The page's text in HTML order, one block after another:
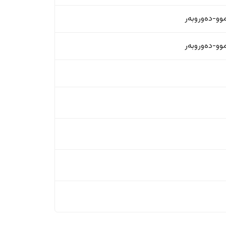
دەوروبەر
دەوروبەر